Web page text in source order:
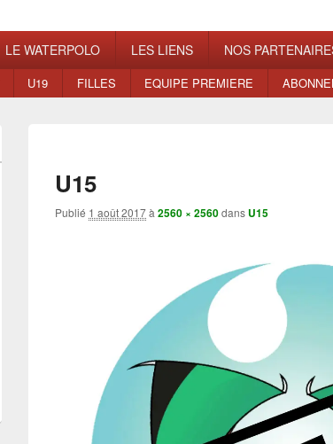
LE WATERPOLO LES LIENS NOS
U19 FILLES EQUIPE PREMIERE
U15
Publié 1 août 2017à 2560 × 2560dans U15